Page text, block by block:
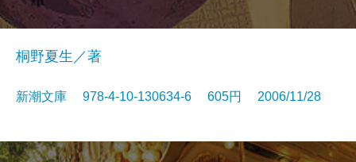
桐野夏生／著
新潮文庫 978-4-10-130634-6 605円 2006/11/28